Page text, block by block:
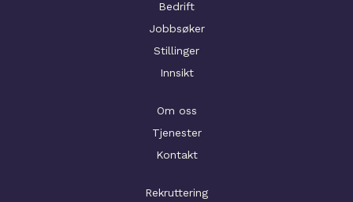
Bedrift
Jobbsøker
Stillinger
Innsikt
Om oss
Tjenester
Kontakt
Rekruttering